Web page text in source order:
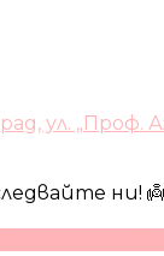
ул. „Проф.
ни!